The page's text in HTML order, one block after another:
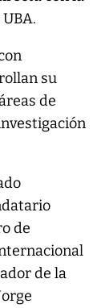
su
de
de
de la